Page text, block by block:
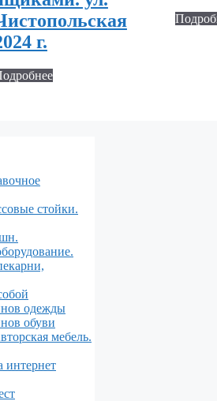
г.
стойки.
одежды
обуви
мебель.
интернет